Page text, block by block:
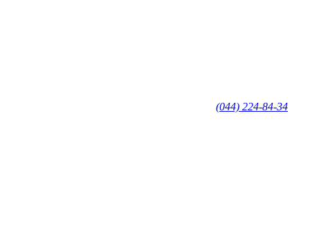
(044) 224-84-34